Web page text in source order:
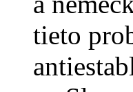
tieto